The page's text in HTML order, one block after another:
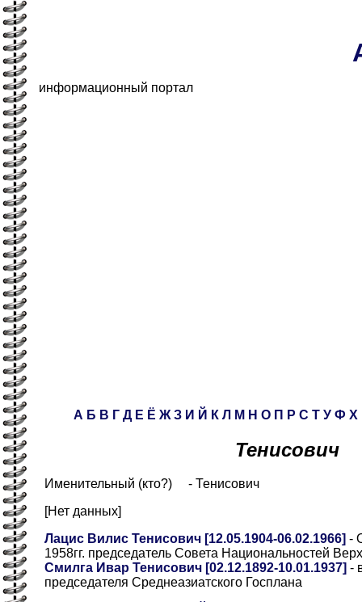
информационный портал
А Б В Г Д Е Ё Ж З И Й К Л М Н О П Р С Т У Ф Х
Тенисович
Именительный (кто?) - Тенисович
[Нет данных]
Лацис Вилис Тенисович [12.05.1904-06.02.1966] -
1958гг. председатель Совета Национальностей
Смилга Ивар Тенисович [02.12.1892-10.01.1937] -
председателя Среднеазиатского Госплана